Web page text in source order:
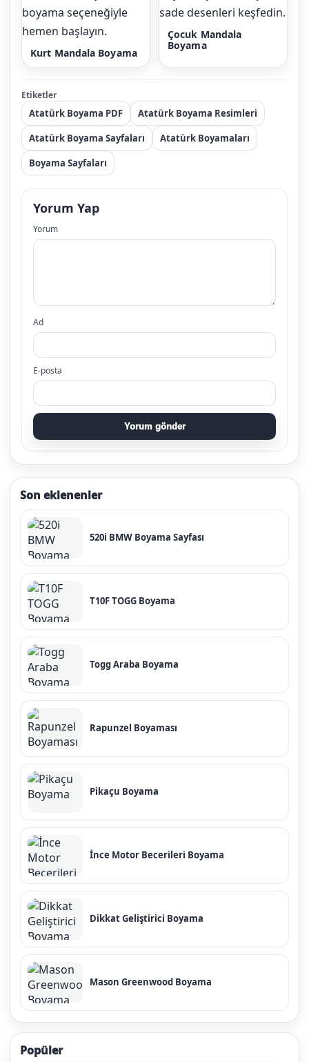
Kurt Mandala Boyama
Çocuk Mandala
Boyama
Etiketler
Atatürk Boyama PDF
Atatürk Boyama Resimleri
Atatürk Boyama Sayfaları
Atatürk Boyamaları
Boyama Sayfaları
Yorum Yap
Yorum
Ad
E-posta
Yorum gönder
Son eklenenler
520i BMW Boyama Sayfası
T10F TOGG Boyama
Togg Araba Boyama
Rapunzel Boyaması
Pikaçu Boyama
İnce Motor Becerileri Boyama
Dikkat Geliştirici Boyama
Mason Greenwood Boyama
Popüler